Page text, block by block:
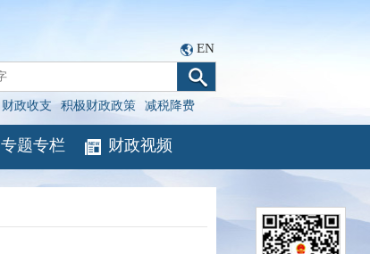
EN
财政收支 积极财政政策 减税降费
专题专栏 财政视频